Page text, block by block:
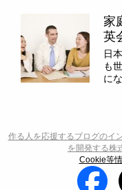
家
英
日
も
に
作る人を応援するブログのイ
を開発する株
Cookie等